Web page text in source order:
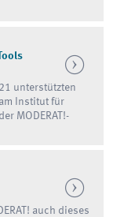
unterstützten
Institut für
MODERAT!-
auch dieses